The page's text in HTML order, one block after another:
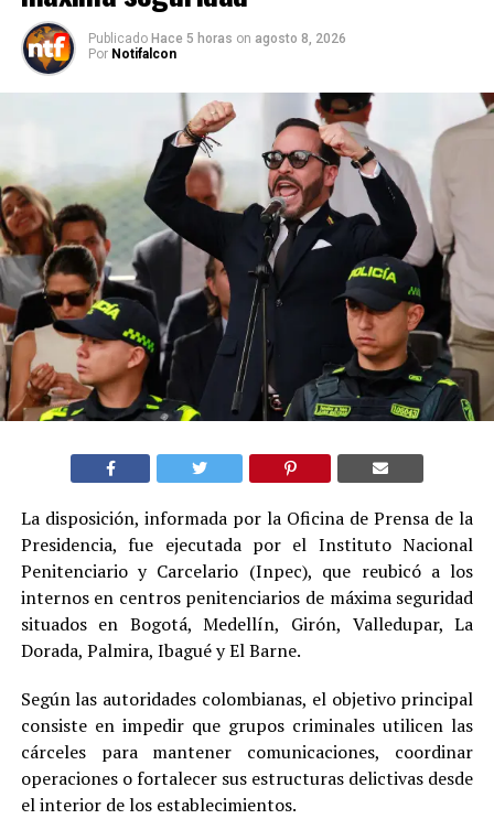
Publicado Hace 5 horas on agosto 8, 2026
Por Notifalcon
La disposición, informada por la Oficina de Prensa de la
Presidencia, fue ejecutada por el Instituto Nacional
Penitenciario y Carcelario (Inpec), que reubicó a los
internos en centros penitenciarios de máxima seguridad
situados en Bogotá, Medellín, Girón, Valledupar, La
Dorada, Palmira, Ibagué y El Barne.
Según las autoridades colombianas, el objetivo principal
consiste en impedir que grupos criminales utilicen las
cárceles para mantener comunicaciones, coordinar
operaciones o fortalecer sus estructuras delictivas desde
el interior de los establecimientos.